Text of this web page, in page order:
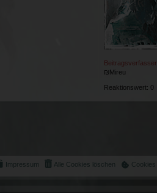
Beitragsverfasser
₪Mireu
Reaktionswert: 0
Cookies
Alle Cookies löschen
Impressum